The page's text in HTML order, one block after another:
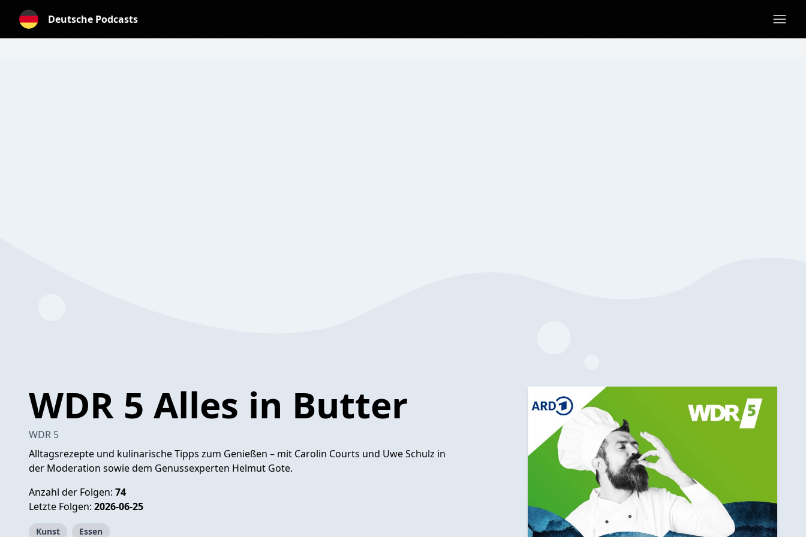
Deutsche Podcasts
WDR 5 Alles in Butter
WDR 5
Alltagsrezepte und kulinarische Tipps zum Genießen – mit Carolin Courts und Uwe Schulz in
der Moderation sowie dem Genussexperten Helmut Gote.
Anzahl der Folgen: 74
Letzte Folgen: 2026-06-25
Kunst Essen